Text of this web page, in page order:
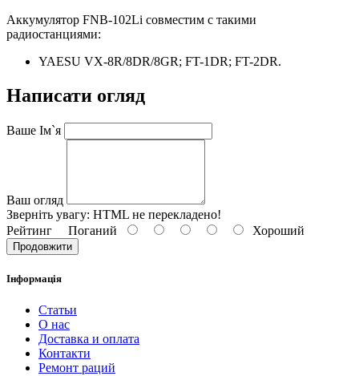
Аккумулятор FNB-102Li совместим с такими
радиостанциями:
YAESU VX-8R/8DR/8GR; FT-1DR; FT-2DR.
Написати огляд
Ваше Ім`я
Ваш огляд
Зверніть увагу: HTML не перекладено!
Рейтинг Поганий Хороший
Продовжити
Інформація
Статьи
О нас
Доставка и оплата
Контакти
Ремонт раций